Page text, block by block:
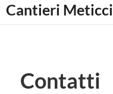
Cantieri Meticci
Contatti